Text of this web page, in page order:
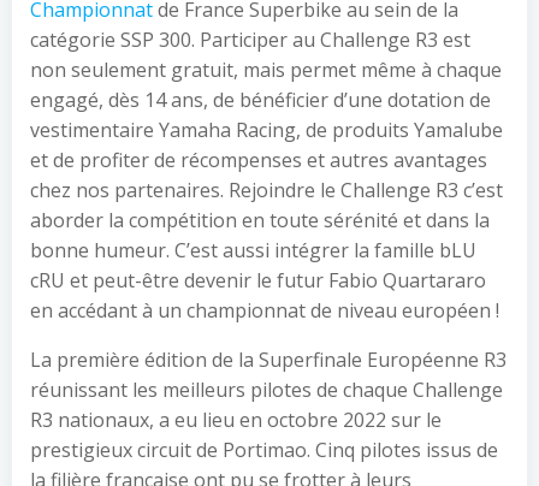
Championnatde France Superbike au sein de la
catégorie SSP 300. Participer au Challenge R3 est
non seulement gratuit, mais permet même à chaque
engagé, dès 14 ans, de bénéficier d’une dotation de
vestimentaire Yamaha Racing, de produits Yamalube
et de profiter de récompenses et autres avantages
chez nos partenaires. Rejoindre le Challenge R3 c’est
aborder la compétition en toute sérénité et dans la
bonne humeur. C’est aussi intégrer la famille bLU
cRU et peut-être devenir le futur Fabio Quartararo
en accédant à un championnat de niveau européen !
La première édition de la Superfinale Européenne R3
réunissant les meilleurs pilotes de chaque Challenge
R3 nationaux, a eu lieu en octobre 2022 sur le
prestigieux circuit de Portimao. Cinq pilotes issus de
la filière française ont pu se frotter à leurs